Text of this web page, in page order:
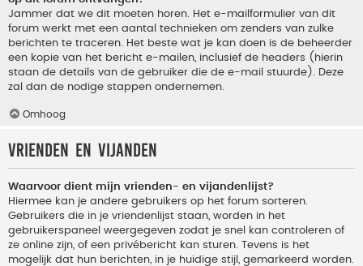
Jammer dat we dit moeten horen. Het e-mailformulier van dit
forum werkt met een aantal technieken om zenders van zulke
berichten te traceren. Het beste wat je kan doen is de beheerder
een kopie van het bericht e-mailen, inclusief de headers (hierin
staan de details van de gebruiker die de e-mail stuurde). Deze
zal dan de nodige stappen ondernemen.
Omhoog
Vrienden en vijanden
Waarvoor dient mijn vrienden- en vijandenlijst?
Hiermee kan je andere gebruikers op het forum sorteren.
Gebruikers die in je vriendenlijst staan, worden in het
gebruikerspaneel weergegeven zodat je snel kan controleren of
ze online zijn, of een privébericht kan sturen. Tevens is het
mogelijk dat hun berichten, in je huidige stijl, gemarkeerd worden.